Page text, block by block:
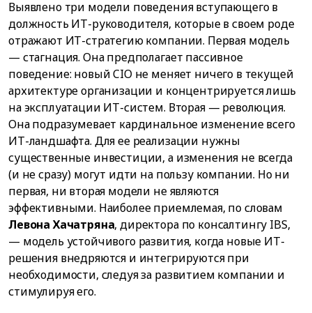
Выявлено три модели поведения вступающего в
должность ИТ-руководителя, которые в своем роде
отражают ИТ-стратегию компании. Первая модель
— стагнация. Она предполагает пассивное
поведение: новый CIO не меняет ничего в текущей
архитектуре организации и концентрируется лишь
на эксплуатации ИТ-систем. Вторая — революция.
Она подразумевает кардинальное изменение всего
ИТ-ландшафта. Для ее реализации нужны
существенные инвестиции, а изменения не всегда
(и не сразу) могут идти на пользу компании. Но ни
первая, ни вторая модели не являются
эффективными. Наиболее приемлемая, по словам
Левона Хачатряна, директора по консалтингу IBS,
— модель устойчивого развития, когда новые ИТ-
решения внедряются и интегрируются при
необходимости, следуя за развитием компании и
стимулируя его.